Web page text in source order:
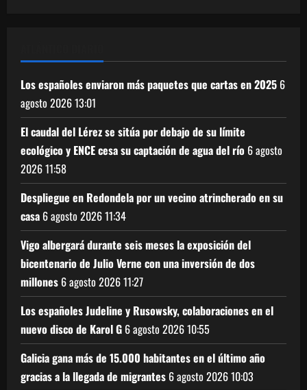
Los españoles enviaron más paquetes que cartas en 2025 6
agosto 202613:01
El caudal del Lérez se sitúa por debajo de su límite
ecológico y ENCE cesa su captación de agua del río 6 agosto
202611:58
Despliegue en Redondela por un vecino atrincherado en su
casa 6 agosto 202611:34
Vigo albergará durante seis meses la exposición del
bicentenario de Julio Verne con una inversión de dos
millones 6 agosto 202611:27
Los españoles Judeline y Rusowsky, colaboraciones en el
nuevo disco de Karol G 6 agosto 202610:55
Galicia gana más de 15.000 habitantes en el último año
gracias a la llegada de migrantes 6 agosto 202610:03